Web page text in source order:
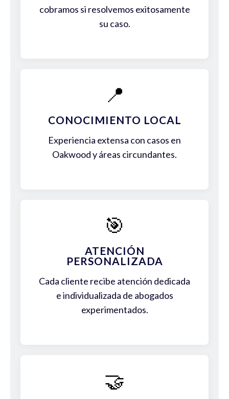
cobramos si resolvemos exitosamente
su caso.
📍
CONOCIMIENTO LOCAL
Experiencia extensa con casos en
Oakwood y áreas circundantes.
🎯
ATENCIÓN
PERSONALIZADA
Cada cliente recibe atención dedicada
e individualizada de abogados
experimentados.
🤝